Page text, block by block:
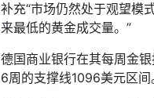
补充“市场仍然处于观望模
来最低的黄金成交量。”
德国商业银行在其每周金
6周的支撑线1096美元区间